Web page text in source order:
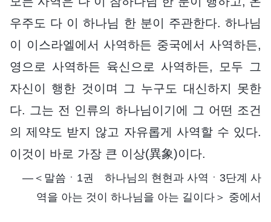
우주도 다 이 하나님 한 분이 주관한다. 하나님
이 이스라엘에서 사역하든 중국에서 사역하든,
영으로 사역하든 육신으로 사역하든, 모두 그
자신이 행한 것이며 그 누구도 대신하지 못한
다. 그는 전 인류의 하나님이기에 그 어떤 조건
의 제약도 받지 않고 자유롭게 사역할 수 있다.
이것이 바로 가장 큰 이상(異象)이다.
―＜말씀ㆍ1권 하나님의 현현과 사역ㆍ3단계 사
역을 아는 것이 하나님을 아는 길이다＞ 중에서